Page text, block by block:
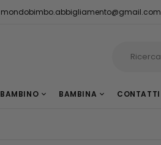
mondobimbo.abbigliamento@gmail.com
BAMBINO BAMBINA CONTATTI